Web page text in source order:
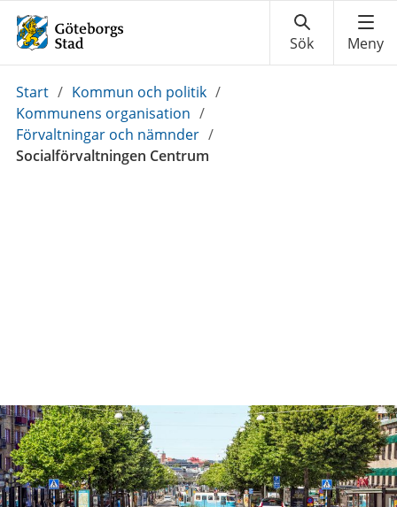
Du
är
här:
Start / Kommun och politik /
Kommunens organisation /
Förvaltningar och nämnder /
Socialförvaltningen Centrum